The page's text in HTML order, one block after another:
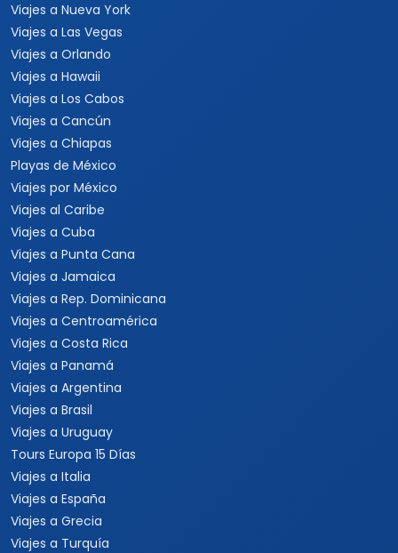
Viajes a Nueva York
Viajes a Las Vegas
Viajes a Orlando
Viajes a Hawaii
Viajes a Los Cabos
Viajes a Cancún
Viajes a Chiapas
Playas de México
Viajes por México
Viajes al Caribe
Viajes a Cuba
Viajes a Punta Cana
Viajes a Jamaica
Viajes a Rep. Dominicana
Viajes a Centroamérica
Viajes a Costa Rica
Viajes a Panamá
Viajes a Argentina
Viajes a Brasil
Viajes a Uruguay
Tours Europa 15 Días
Viajes a Italia
Viajes a España
Viajes a Grecia
Viajes a Turquía